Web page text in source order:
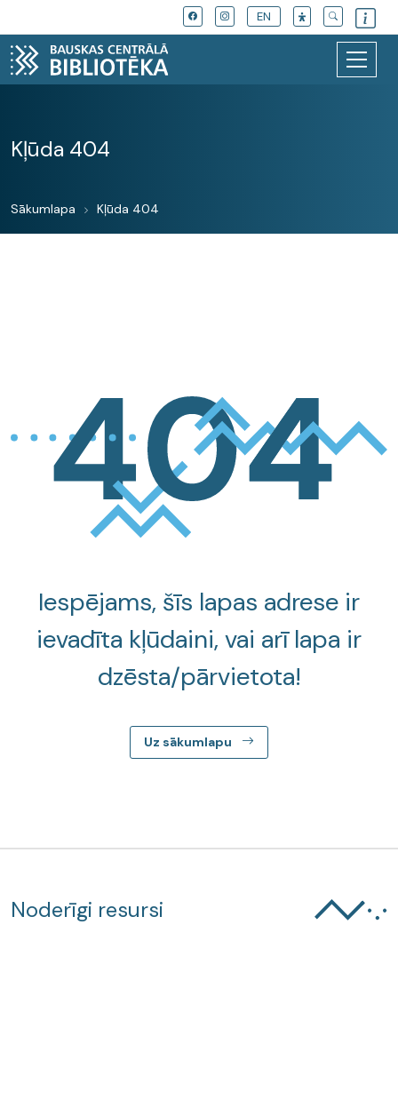
EN
Kļūda 404
Sākumlapa Kļūda 404
Iespējams, šīs lapas adrese ir
ievadīta kļūdaini, vai arī lapa ir
dzēsta/pārvietota!
Uz sākumlapu
Noderīgi resursi